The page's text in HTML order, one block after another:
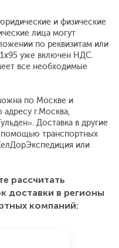
и физические
лица могут
по реквизитам или
1x95 уже включен НДС.
все необходимые
по Москве и
г.Москва,
Доставка в другие
помощью транспортных
или
рассчитать
доставки в регионы
компаний: